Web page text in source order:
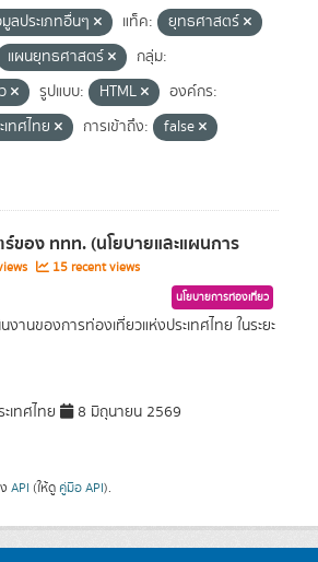
ลประเภทอื่นๆ แท็ค:
ยุทธศาสตร์
แผนยุทธศาสตร์
กลุ่ม:
รูปแบบ: HTML
องค์กร:
ทศไทย
การเข้าถึง:
false
อง ททท. (นโยบายและแผนการ
15 recent views
นโยบายการท่องเที่ยว
านของการท่องเที่ยวแห่งประเทศไทย ในระยะ
เทศไทย 8 มิถุนายน 2569
API (ให้ดู คู่มือ API).